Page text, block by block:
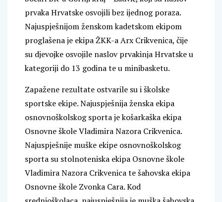
prvaka Hrvatske osvojili bez ijednog poraza.
Najuspješnijom ženskom kadetskom ekipom
proglašena je ekipa ŽKK-a Arx Crikvenica, čije
su djevojke osvojile naslov prvakinja Hrvatske u
kategoriji do 13 godina te u minibasketu.
Zapažene rezultate ostvarile su i školske
sportske ekipe. Najuspješnija ženska ekipa
osnovnoškolskog sporta je košarkaška ekipa
Osnovne škole Vladimira Nazora Crikvenica.
Najuspješnije muške ekipe osnovnoškolskog
sporta su stolnoteniska ekipa Osnovne škole
Vladimira Nazora Crikvenica te šahovska ekipa
Osnovne škole Zvonka Cara. Kod